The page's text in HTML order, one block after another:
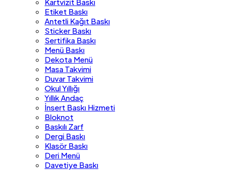
Etiket Baskı
Antetli Kağıt Baskı
Sticker Baskı
Sertifika Baskı
Menü Baskı
Dekota Menü
Masa Takvimi
Duvar Takvimi
Okul Yıllığı
Yıllık Andaç
İnsert Baskı Hizmeti
Bloknot
Baskılı Zarf
Dergi Baskı
Klasör Baskı
Deri Menü
Davetiye Baskı